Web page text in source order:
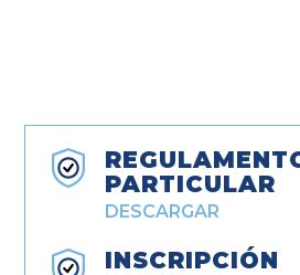
PARTICULAR
DESCARGAR
INSCRIPCIÓN